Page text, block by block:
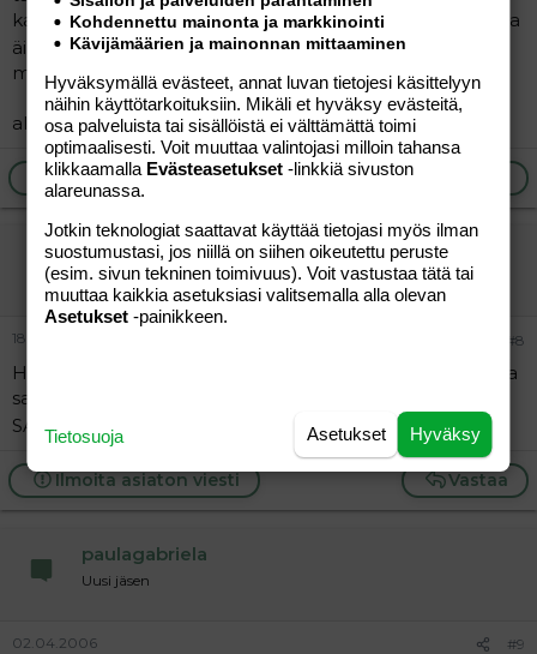
kauheesti ni ois kiva saada pikku herralle touhu seuraa ja
äipälle juttu seuraa...
mä oon 23v ja herra on syntyny 4/05
alexa@luukku.com
Ilmoita asiaton viesti
HONEY23
Vieras
18.03.2006 #8
Hei täältäkin löytyis 23vkahen ipanan äiti lohjalta ....mailia
saa laittaa honey23@NETTI.FI......KIVA OIS TOTA MAILIA
SAADA JA TUTUSTUA MUKAVIIN IHMISIIN .....
Vastaa
Ilmoita asiaton viesti
paulagabriela
Uusi jäsen
02.04.2006 #9
Kohdennettu mainonta ja markkinointi
Kävijämäärien ja mainonnan mittaaminen
Hyväksymällä evästeet, annat luvan tietojesi käsittelyyn
näihin käyttötarkoituksiin. Mikäli et hyväksy evästeitä,
osa palveluista tai sisällöistä ei välttämättä toimi
optimaalisesti. Voit muuttaa valintojasi milloin tahansa
klikkaamalla Evästeasetukset -linkkiä sivuston
alareunassa.
Jotkin teknologiat saattavat käyttää tietojasi myös ilman
suostumustasi, jos niillä on siihen oikeutettu peruste
(esim. sivun tekninen toimivuus). Voit vastustaa tätä tai
muuttaa kaikkia asetuksiasi valitsemalla alla olevan
Asetukset -painikkeen.
Hyväksy
Asetukset
Tietosuoja